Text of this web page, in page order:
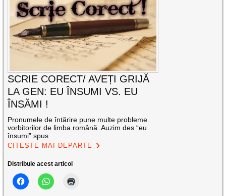
SCRIE CORECT/ AVEȚI GRIJĂ
LA GEN: EU ÎNSUMI VS. EU
ÎNSĂMI !
Pronumele de întărire pune multe probleme
vorbitorilor de limba română. Auzim des “eu
însumi” spus
CITEȘTE MAI DEPARTE
Distribuie acest articol